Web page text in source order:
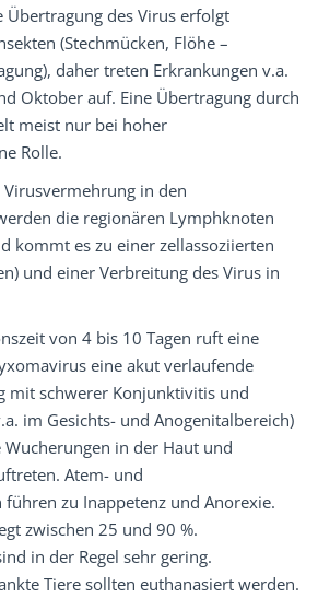
Übertragung des Virus erfolgt
(Stechmücken, Flöhe –
daher treten Erkrankungen v.a.
Oktober auf. Eine Übertragung durch
meist nur bei hoher
Rolle.
in den
die regionären Lymphknoten
kommt es zu einer zellassoziierten
und einer Verbreitung des Virus in
von 4 bis 10 Tagen ruft eine
eine akut verlaufende
mit schwerer Konjunktivitis und
im Gesichts- und Anogenitalbereich)
in der Haut und
Atem- und
führen zu Inappetenz und Anorexie.
zwischen 25 und 90 %.
in der Regel sehr gering.
Tiere sollten euthanasiert werden.